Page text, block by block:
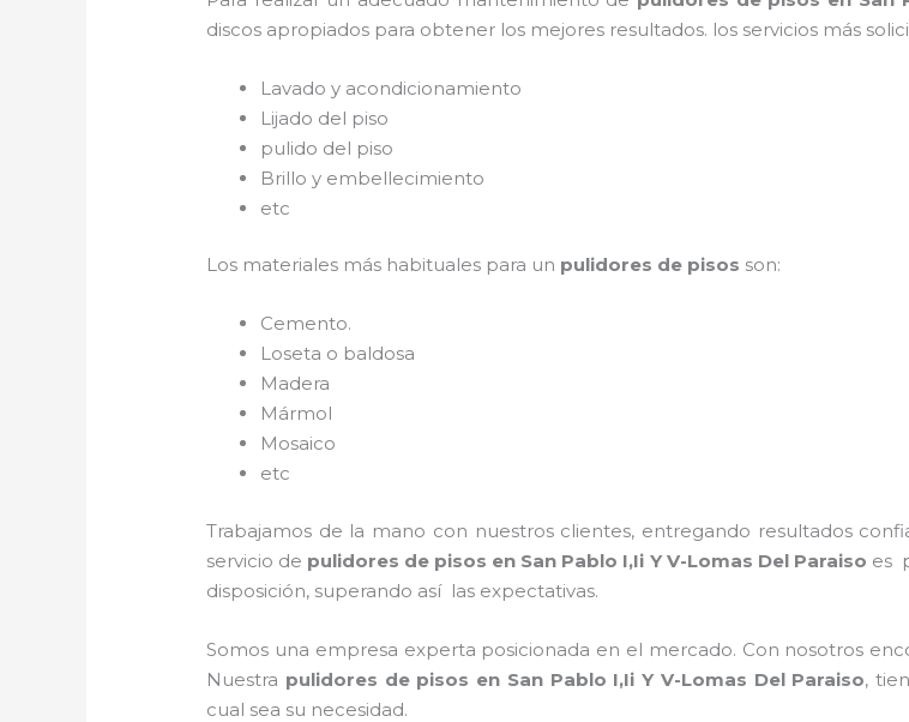
discos apropiados para obtener los mejores resultados. los servicios más
Lavado y acondicionamiento
Lijado del piso
pulido del piso
Brillo y embellecimiento
etc
Los materiales más habituales para un pulidores de pisos son:
Cemento.
Loseta o baldosa
Madera
Mármol
Mosaico
etc
Trabajamos de la mano con nuestros clientes, entregando resultados
servicio de pulidores de pisos en San Pablo I,Ii Y V-Lomas Del Paraiso es
disposición, superando así las expectativas.
Somos una empresa experta posicionada en el mercado. Con nosotros
Nuestra pulidores de pisos en San Pablo I,Ii Y V-Lomas Del Paraiso,
cual sea su necesidad.